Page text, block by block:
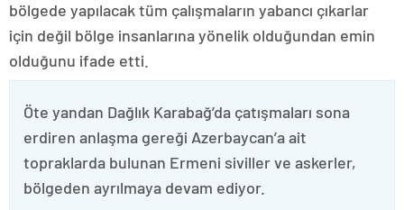
bölgede yapılacak tüm çalışmaların yabancı çıkarlar
için değil bölge insanlarına yönelik olduğundan emin
olduğunu ifade etti.
Öte yandan Dağlık Karabağ’da çatışmaları sona
erdiren anlaşma gereği Azerbaycan’a ait
topraklarda bulunan Ermeni siviller ve askerler,
bölgeden ayrılmaya devam ediyor.